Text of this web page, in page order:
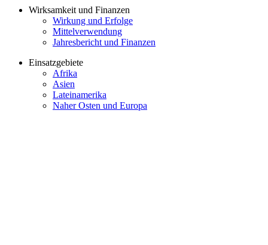
Wirksamkeit und Finanzen
Wirkung und Erfolge
Mittelverwendung
Jahresbericht und Finanzen
Einsatzgebiete
Afrika
Asien
Lateinamerika
Naher Osten und Europa